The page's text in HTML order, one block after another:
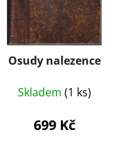
Osudy nalezence
Skladem (1 ks)
699 Kč